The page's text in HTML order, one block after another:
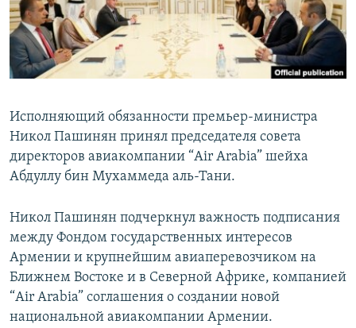
Հայերեն
English
Все сайты Радио Азатутюн
Исполняющий обязанности премьер-министра
Никол Пашинян принял председателя совета
директоров авиакомпании “Air Arabia” шейха
Абдуллу бин Мухаммеда аль-Тани.
Никол Пашинян подчеркнул важность подписания
между Фондом государственных интересов
Армении и крупнейшим авиаперевозчиком на
Ближнем Востоке и в Северной Африке, компанией
“Air Arabia” соглашения о создании новой
национальной авиакомпании Армении.